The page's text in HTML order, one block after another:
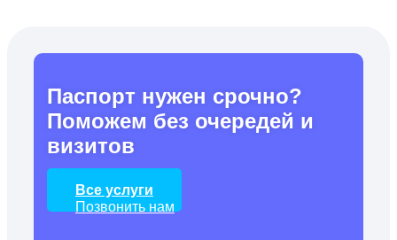
Паспорт нужен срочно?
Поможем без очередей и
визитов
Все услуги
Позвонить нам